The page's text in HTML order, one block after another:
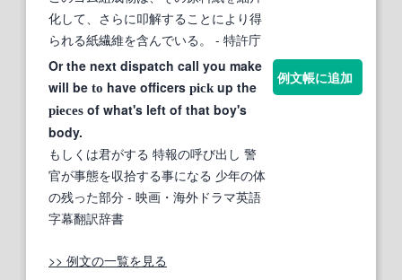
化して、さらに叩解することにより得
られる紙繊維を含んでいる。
- 特許庁
Or the next dispatch call you make
will be to have officers pick up the
pieces of what's left of that boy's
body.
もしくは君がする 特報の呼び出し 警
官が事態を収拾する事になる 少年の体
の残った部分 - 映画・海外ドラマ英語
字幕翻訳辞書
例文帳に追加
>> 例文の一覧を見る